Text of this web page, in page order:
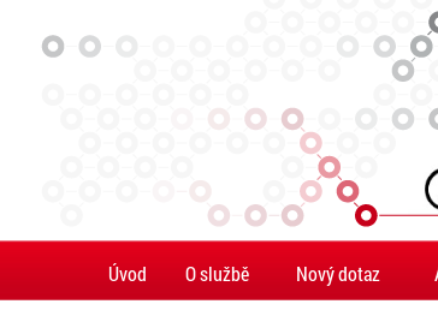
Úvod O službě Nový dotaz